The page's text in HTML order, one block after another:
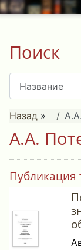
Поиск
Назад »
А.А.
Публикация